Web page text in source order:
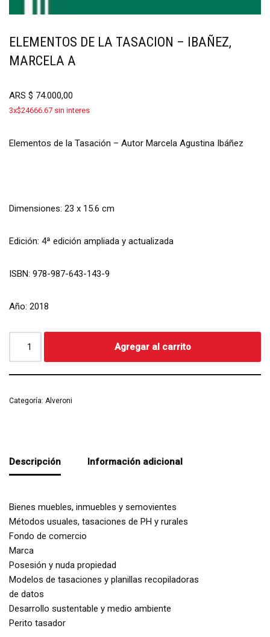
ELEMENTOS DE LA TASACION – IBAÑEZ,
MARCELA A
ARS $ 74.000,00
3x$24666.67 sin interes
Elementos de la Tasación – Autor Marcela Agustina Ibáñez
Dimensiones: 23 x 15.6 cm
Edición: 4ª edición ampliada y actualizada
ISBN: 978-987-643-143-9
Año: 2018
Agregar al carrito
Categoría: Alveroni
Descripción Información adicional
Bienes muebles, inmuebles y semovientes
Métodos usuales, tasaciones de PH y rurales
Fondo de comercio
Marca
Posesión y nuda propiedad
Modelos de tasaciones y planillas recopiladoras
de datos
Desarrollo sustentable y medio ambiente
Perito tasador